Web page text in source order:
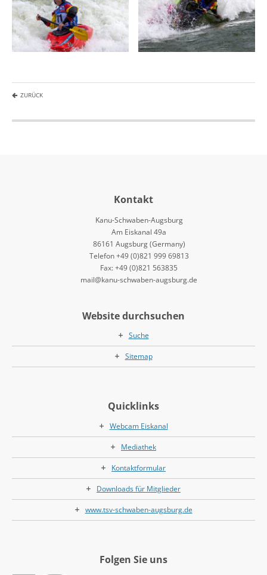
ZURÜCK
Kontakt
Kanu-Schwaben-Augsburg
Am Eiskanal 49a
86161 Augsburg (Germany)
Telefon +49 (0)821 999 69813
Fax: +49 (0)821 563835
mail@kanu-schwaben-augsburg.de
Website durchsuchen
Suche
Sitemap
Quicklinks
Webcam Eiskanal
Mediathek
Kontaktformular
Downloads für Mitglieder
www.tsv-schwaben-augsburg.de
Folgen Sie uns